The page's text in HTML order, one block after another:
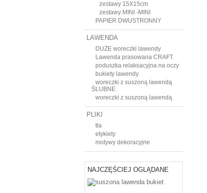
zestawy 15X15cm
zestawy MINI -MINI
PAPIER DWUSTRONNY
LAWENDA
DUŻE woreczki lawendy
Lawenda prasowana CRAFT
poduszka relaksacyjna na oczy
bukiety lawendy
woreczki z suszoną lawendą
ŚLUBNE
woreczki z suszoną lawendą
PLIKI
tła
etykiety
motywy dekoracyjne
NAJCZĘŚCIEJ OGLĄDANE